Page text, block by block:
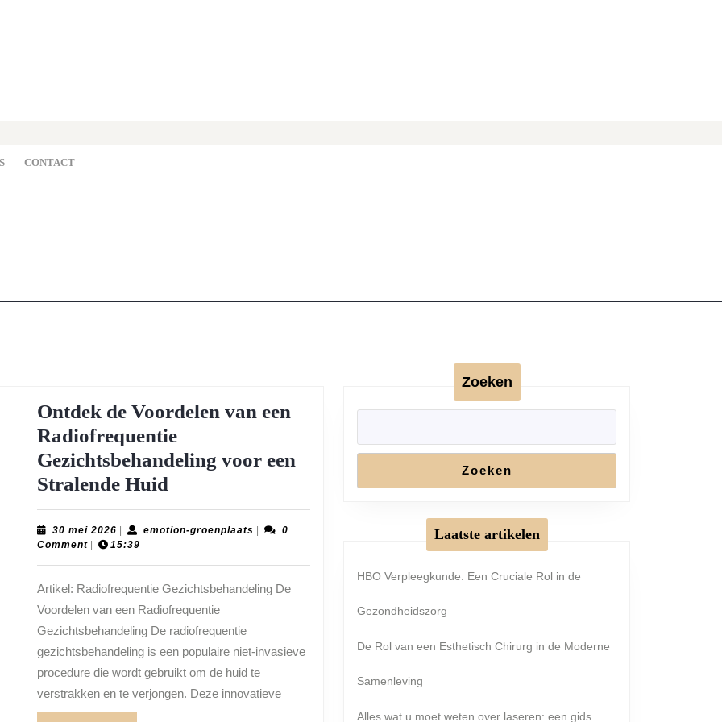
CONTACT
Ontdek de Voordelen van een
Radiofrequentie
Gezichtsbehandeling voor een
Stralende Huid
de
Voordelen
een
Radiofrequentie
Gezichtsbehandeling
voor
een
Stralende
30 mei 2026 30
mei
emotion-groenplaatsemotion-
0
Comment
15:39
Artikel: Radiofrequentie Gezichtsbehandeling De
Voordelen van een Radiofrequentie
Gezichtsbehandeling De radiofrequentie
gezichtsbehandeling is een populaire niet-invasieve
procedure die wordt gebruikt om de huid te
verstrakken en te verjongen. Deze innovatieve
Zoeken
Zoeken
Laatste artikelen
HBO Verpleegkunde: Een Cruciale Rol in de
Gezondheidszorg
De Rol van een Esthetisch Chirurg in de Moderne
Samenleving
Alles wat u moet weten over laseren: een gids